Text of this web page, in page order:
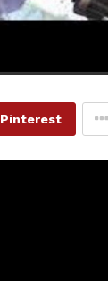
Pinterest